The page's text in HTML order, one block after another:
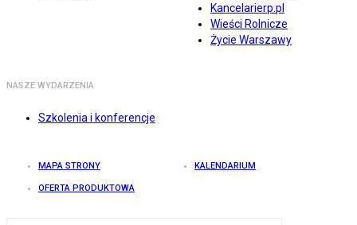
Kancelarierp.pl
Wieści Rolnicze
Życie Warszawy
NASZE WYDARZENIA
Szkolenia i konferencje
MAPA STRONY KALENDARIUM
OFERTA PRODUKTOWA